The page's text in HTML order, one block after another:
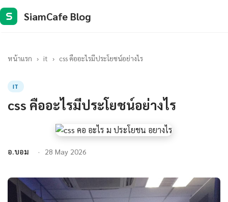
S SiamCafe Blog
หน้าแรก › it › css คืออะไรมีประโยชน์อย่างไร
IT
css คืออะไรมีประโยชน์อย่างไร
อ.บอม 28 May 2026